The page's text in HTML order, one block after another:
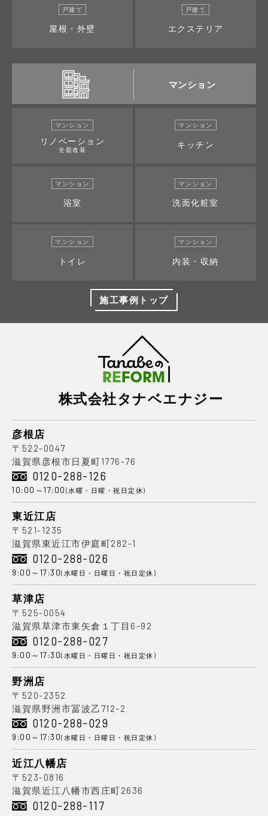
戸建て
屋根・外壁
戸建て
エクステリア
マンション
マンション
リノベーション
全面改装
マンション
キッチン
マンション
浴室
マンション
洗面化粧室
マンション
トイレ
マンション
内装・収納
施工事例トップ
株式会社タナベエナジー
彦根店
〒522-0047
滋賀県彦根市日夏町1776-76
0120-288-126
10:00～17:00 (水曜・日曜・祝日定休)
東近江店
〒521-1235
滋賀県東近江市伊庭町282-1
0120-288-026
9:00～17:30(水曜日・日曜日・祝日定休)
草津店
〒525-0054
滋賀県草津市東矢倉１丁目6-92
0120-288-027
9:00～17:30(水曜日・日曜日・祝日定休)
野洲店
〒520-2352
滋賀県野洲市冨波乙712-2
0120-288-029
9:00～17:30(水曜日・日曜日・祝日定休)
近江八幡店
〒523-0816
滋賀県近江八幡市西庄町2636
0120-288-117